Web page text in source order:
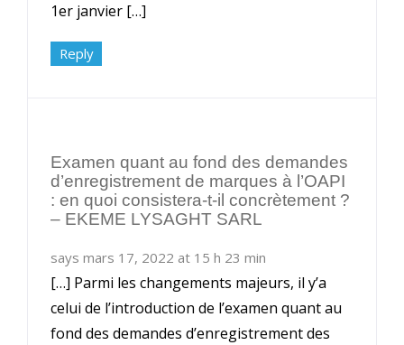
1er janvier […]
Reply
Examen quant au fond des demandes
d’enregistrement de marques à l’OAPI
: en quoi consistera-t-il concrètement ?
– EKEME LYSAGHT SARL
says mars 17, 2022 at 15 h 23 min
[…] Parmi les changements majeurs, il y’a
celui de l’introduction de l’examen quant au
fond des demandes d’enregistrement des